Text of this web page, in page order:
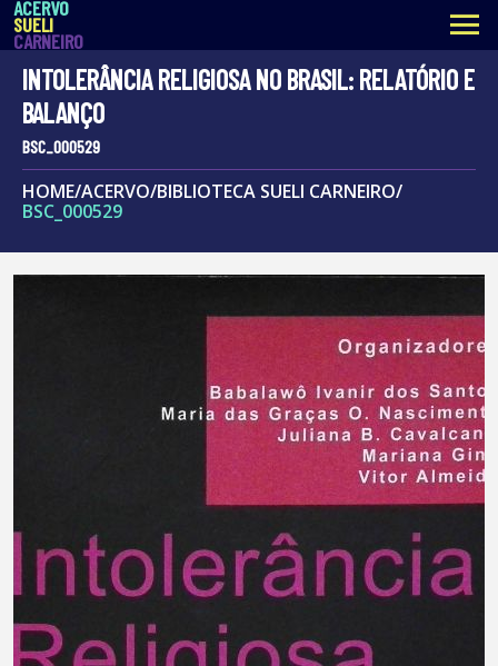
ACERVO
SUELI
CARNEIRO menu
INTOLERÂNCIA RELIGIOSA NO BRASIL: RELATÓRIO E
BALANÇO
BSC_000529
HOME/ACERVO/BIBLIOTECA SUELI CARNEIRO/
BSC_000529